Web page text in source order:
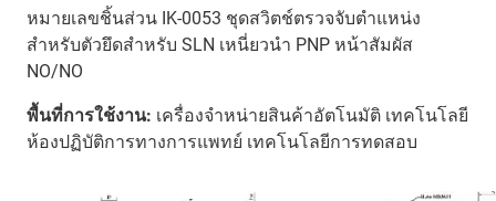
หมายเลขชิ้นส่วน IK-0053 ชุดสวิตช์ตรวจจับตำแหน่ง
สำหรับตัวยึดสำหรับ SLN เหนี่ยวนำ PNP หน้าสัมผัส
NO/NO
พื้นที่การใช้งาน: เครื่องจำหน่ายสินค้าอัตโนมัติ เทคโนโลยี
ห้องปฏิบัติการทางการแพทย์ เทคโนโลยีการทดสอบ